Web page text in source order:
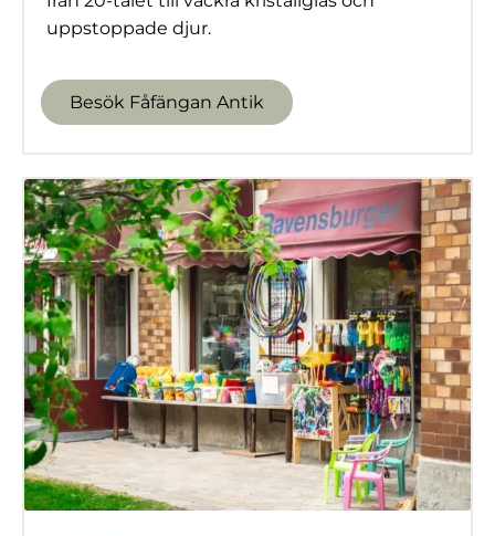
uppstoppade djur.
Besök Fåfängan Antik